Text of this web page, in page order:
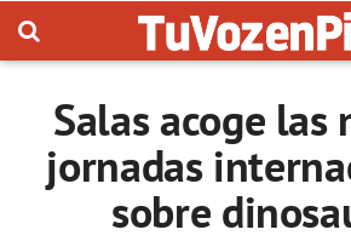
Salas acoge las
jornadas
sobre